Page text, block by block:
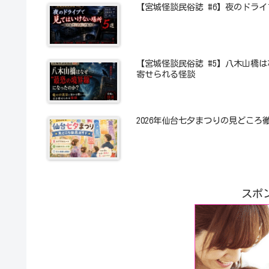
【宮城怪談民俗誌 #6】夜のドラ
【宮城怪談民俗誌 #5】八木山橋
寄せられる怪談
2026年仙台七夕まつりの見どころ
スポ